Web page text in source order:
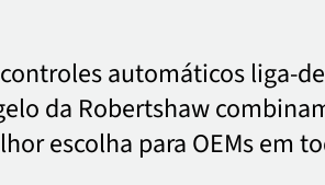
automáticos liga-
da Robertshaw
escolha para OEMs em